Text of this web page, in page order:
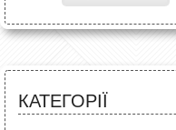
КАТЕГОРІЇ